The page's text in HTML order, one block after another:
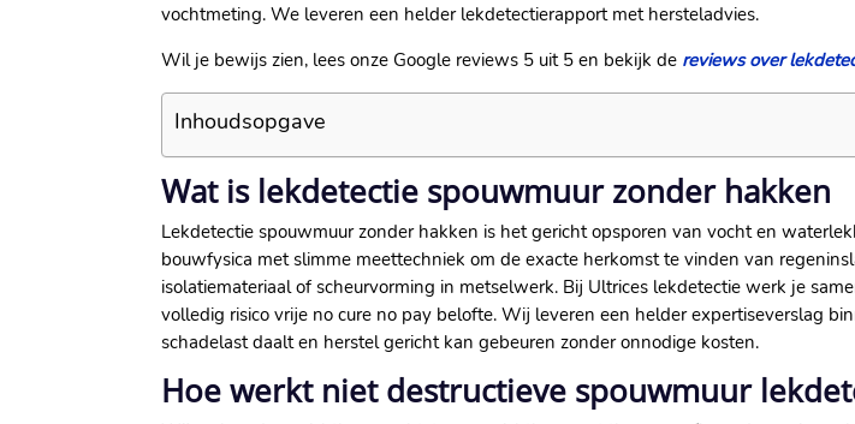
vochtmeting.​ We leveren een helder lekdetectierapport met hersteladvies.​
Wil je bewijs zien, lees onze Google reviews 5 uit 5 en bekijk de reviews over
Inhoudsopgave
Wat is lekdetectie spouwmuur zonder hakken
Lekdetectie spouwmuur zonder hakken is het gericht opsporen van vocht en
bouwfysica met slimme meettechniek om de exacte herkomst te vinden van
isolatiemateriaal of scheurvorming in metselwerk.​ Bij Ultrices lekdetectie werk je
volledig risico vrije no cure no pay belofte.​ Wij leveren een helder expertiseverslag
schadelast daalt en herstel gericht kan gebeuren zonder onnodige kosten.​
Hoe werkt niet destructieve spouwmuur